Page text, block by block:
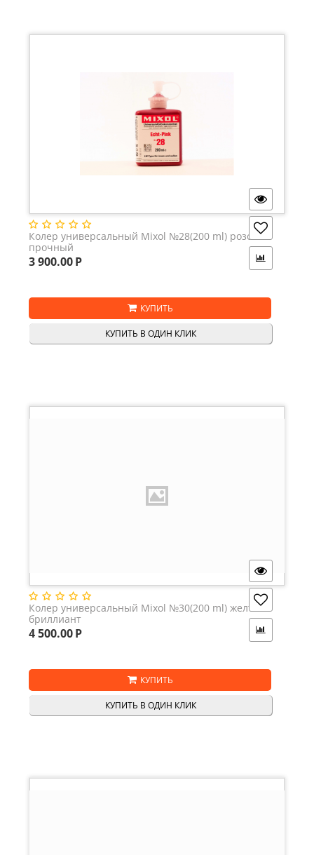
Колер универсальный Mixol №28(200 ml) розовый
прочный
3 900.00Р
КУПИТЬ
КУПИТЬ В ОДИН КЛИК
Колер универсальный Mixol №30(200 ml) желтый
бриллиант
4 500.00Р
КУПИТЬ
КУПИТЬ В ОДИН КЛИК